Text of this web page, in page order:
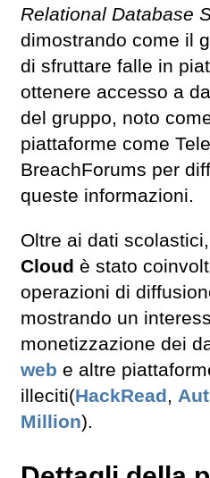
Relational Database
dimostrando come il
di sfruttare falle in
ottenere accesso a
del gruppo, noto
piattaforme come
BreachForums per
queste informazioni.
Oltre ai dati scolastici,
Cloud è stato
operazioni di
mostrando un
monetizzazione dei
web e altre
illeciti​(HackRead,
Million).